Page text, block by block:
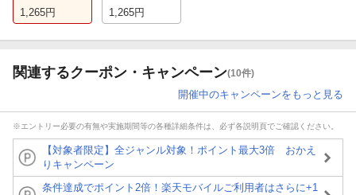
1,265円 1,265円
関連するクーポン・キャンペーン(10件)
開催中のキャンペーンをもっと見る
※エントリー必要の有無や実施期間等の各種詳細条件は、必ず各説明頁でご確認ください。
【対象者限定】全ジャンル対象！ポイント最大3倍 おかえ
りキャンペーン
条件達成でポイント2倍！楽天モバイルご利用者はさらに+1